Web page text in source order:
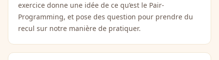
exercice donne une idée de ce qu’est le Pair-
Programming, et pose des question pour prendre du
recul sur notre manière de pratiquer.